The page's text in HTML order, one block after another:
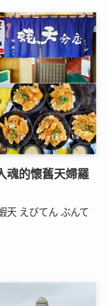
魂的懷舊天婦羅
天 えびてん ぶんて